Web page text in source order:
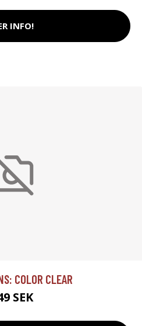
INFO!
COLOR CLEAR
SEK